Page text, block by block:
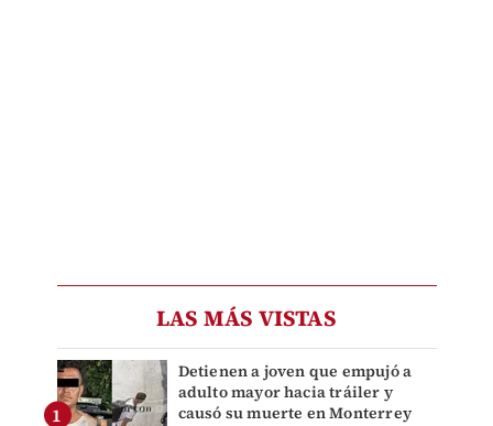
LAS MÁS VISTAS
Detienen a joven que empujó a
adulto mayor hacia tráiler y
causó su muerte en Monterrey